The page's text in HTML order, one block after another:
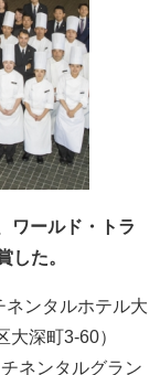
ワールド・トラ
した。
ンタルホテル大
深町3-60）
ネンタルグラン